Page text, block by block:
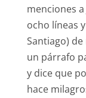
menciones
ocho líneas
Santiago)
un párrafo
y dice que
hace